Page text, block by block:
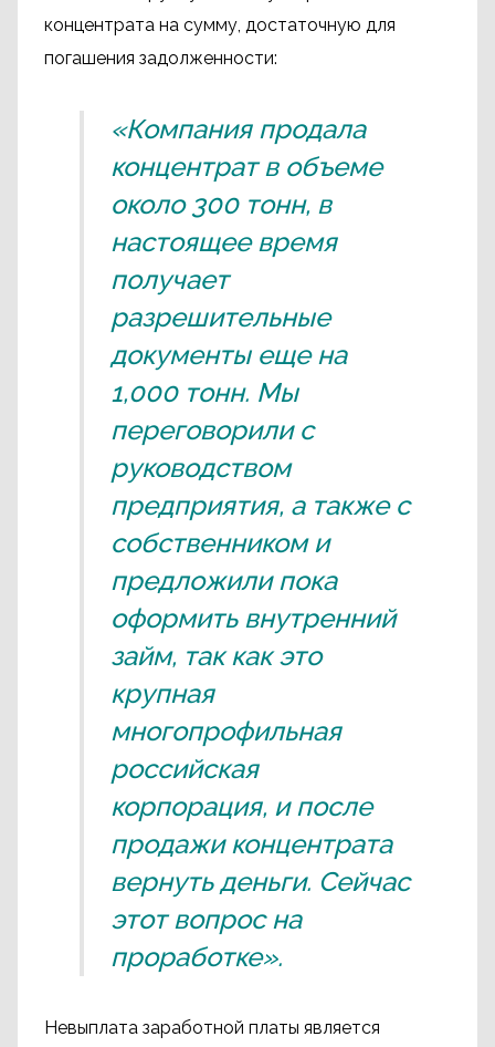
концентрата на сумму, достаточную для
погашения задолженности:
«Компания продала
концентрат в объеме
около 300 тонн, в
настоящее время
получает
разрешительные
документы еще на
1,000 тонн. Мы
переговорили с
руководством
предприятия, а также с
собственником и
предложили пока
оформить внутренний
займ, так как это
крупная
многопрофильная
российская
корпорация, и после
продажи концентрата
вернуть деньги. Сейчас
этот вопрос на
проработке».
Невыплата заработной платы является